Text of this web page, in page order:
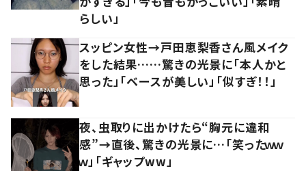
らしい」
スッピン女性→戸田恵梨香さん風メイク
をした結果……驚きの光景に「本人かと
思った」「ベースが美しい」「似すぎ！！」
夜、虫取りに出かけたら“胸元に違和
感”→直後、驚きの光景に…「笑ったｗｗ
ｗ」「ギャップww」